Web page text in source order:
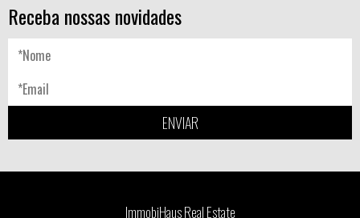
Receba nossas novidades
ENVIAR
ImmobiHaus Real Estate